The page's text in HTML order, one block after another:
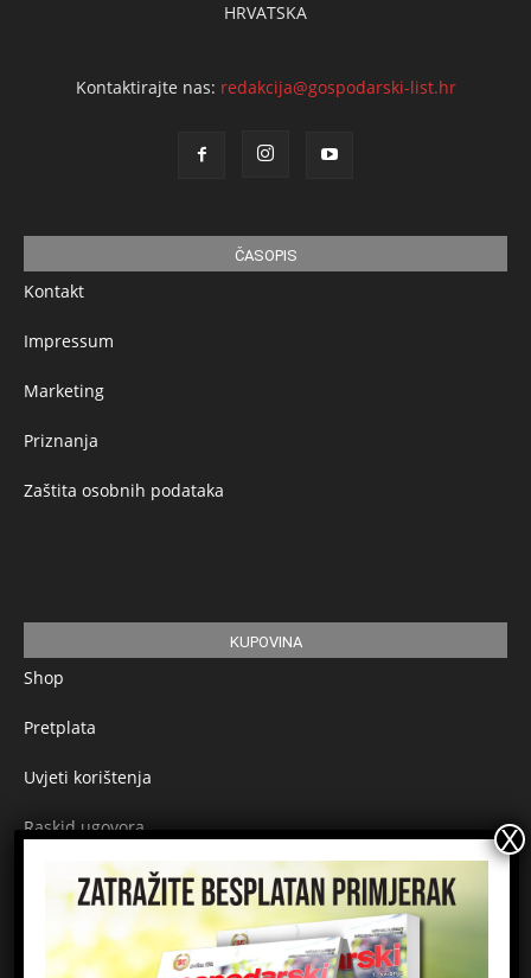
HRVATSKA
Kontaktirajte nas: redakcija@gospodarski-list.hr
ČASOPIS
Kontakt
Impressum
Marketing
Priznanja
Zaštita osobnih podataka
KUPOVINA
Shop
Pretplata
Uvjeti korištenja
Raskid ugovora
Načini plaćanja
Sigurnost plaćanja